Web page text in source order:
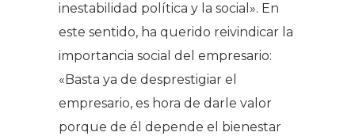
inestabilidad política y la social». En
este sentido, ha querido reivindicar la
importancia social del empresario:
«Basta ya de desprestigiar el
empresario, es hora de darle valor
porque de él depende el bienestar